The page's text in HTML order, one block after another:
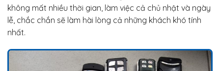
không mất nhiều thời gian, làm việc cả chủ nhật và ngày
lễ, chắc chắn sẽ làm hài lòng cả những khách khó tính
nhất.